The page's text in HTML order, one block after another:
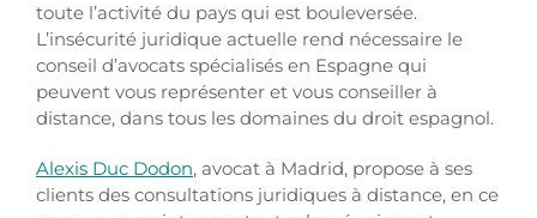
toute l’activité du pays qui est bouleversée.
L’insécurité juridique actuelle rend nécessaire le
conseil d’avocats spécialisés en Espagne qui
peuvent vous représenter et vous conseiller à
distance, dans tous les domaines du droit espagnol.
Alexis Duc Dodon, avocat à Madrid, propose à ses
clients des consultations juridiques à distance, en ce